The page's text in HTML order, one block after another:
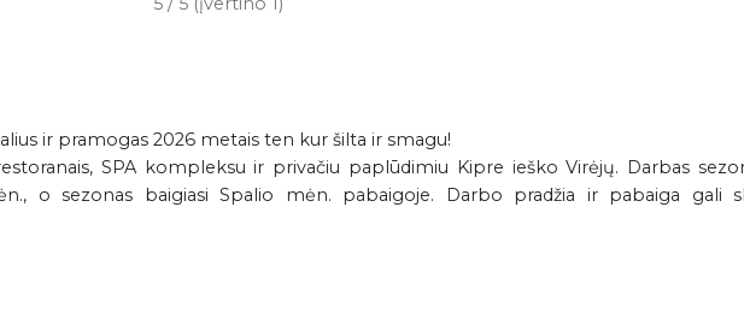
ir pramogas 2026 metais ten kur šilta ir smagu!
SPA kompleksu ir privačiu paplūdimiu Kipre ieško Virėjų. Darbas
o sezonas baigiasi Spalio mėn. pabaigoje. Darbo pradžia ir pabaiga gali